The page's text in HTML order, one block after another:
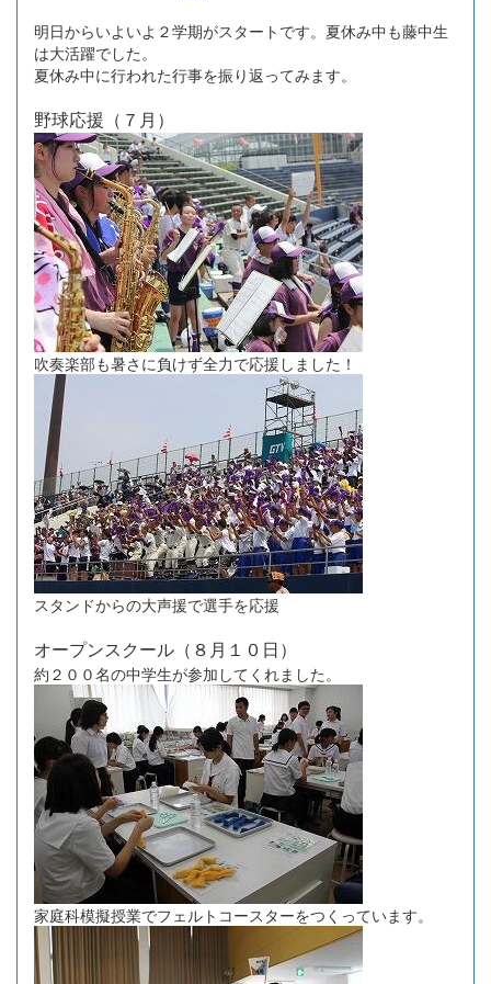
明日からいよいよ２学期がスタートです。夏休み中も藤中生
は大活躍でした。
夏休み中に行われた行事を振り返ってみます。
野球応援（７月）
吹奏楽部も暑さに負けず全力で応援しました！
スタンドからの大声援で選手を応援
オープンスクール（８月１０日）
約２００名の中学生が参加してくれました。
家庭科模擬授業でフェルトコースターをつくっています。